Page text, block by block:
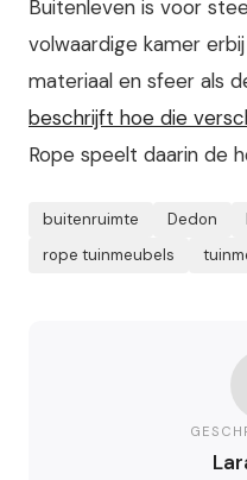
Buitenleven is voor
volwaardige kamer
materiaal en sfeer als
beschrijft hoe die
Rope speelt daarin de
buitenruimte Dedon
rope tuinmeubels